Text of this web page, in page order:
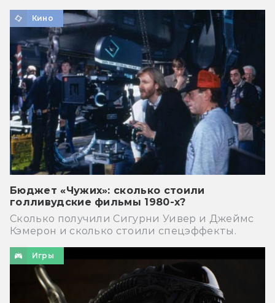
Кино
Бюджет «Чужих»: сколько стоили
голливудские фильмы 1980-х?
Сколько получили Сигурни Уивер и Джеймс
Кэмерон и сколько стоили спецэффекты.
Игры